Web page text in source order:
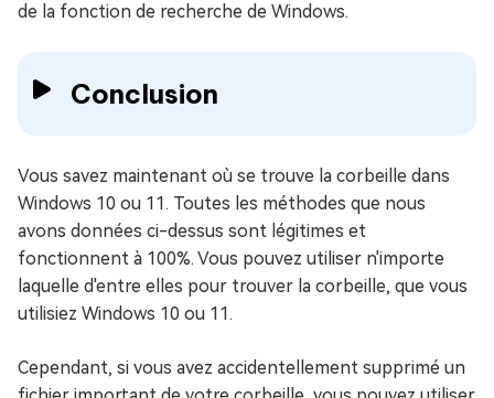
de la fonction de recherche de Windows.
Conclusion
Vous savez maintenant où se trouve la corbeille dans
Windows 10 ou 11. Toutes les méthodes que nous
avons données ci-dessus sont légitimes et
fonctionnent à 100%. Vous pouvez utiliser n'importe
laquelle d'entre elles pour trouver la corbeille, que vous
utilisiez Windows 10 ou 11.
Cependant, si vous avez accidentellement supprimé un